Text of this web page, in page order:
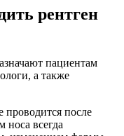
рентген
пациентам
а также
проводится после
носа всегда